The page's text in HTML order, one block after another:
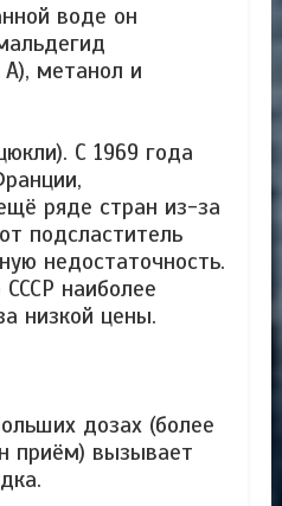
воде он
А), метанол и
С 1969 года
ряде стран из-за
подсластитель
недостаточность.
наиболее
низкой цены.
дозах (более
приём) вызывает